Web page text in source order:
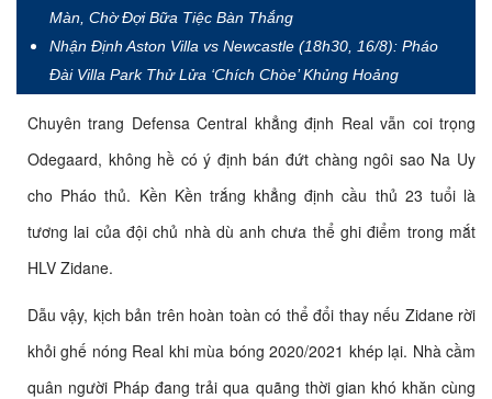
Màn, Chờ Đợi Bữa Tiệc Bàn Thắng
Nhận Định Aston Villa vs Newcastle (18h30, 16/8): Pháo
Đài Villa Park Thử Lửa ‘Chích Chòe’ Khủng Hoảng
Chuyên trang Defensa Central khẳng định Real vẫn coi trọng
Odegaard, không hề có ý định bán đứt chàng ngôi sao Na Uy
cho Pháo thủ. Kền Kền trắng khẳng định cầu thủ 23 tuổi là
tương lai của đội chủ nhà dù anh chưa thể ghi điểm trong mắt
HLV Zidane.
Dẫu vậy, kịch bản trên hoàn toàn có thể đổi thay nếu Zidane rời
khỏi ghế nóng Real khi mùa bóng 2020/2021 khép lại. Nhà cầm
quân người Pháp đang trải qua quãng thời gian khó khăn cùng